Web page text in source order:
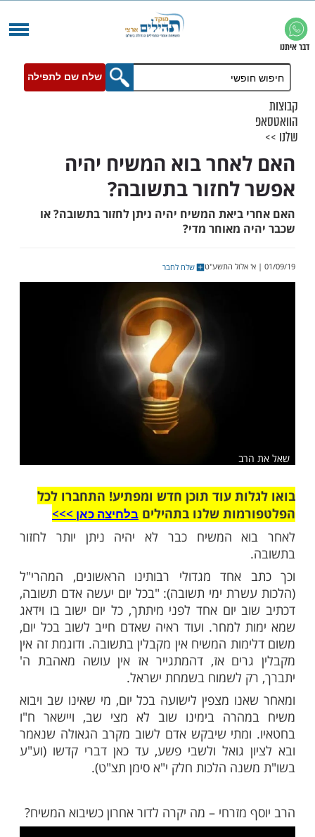
שלח שם לתפילה
בוא המשיח יהיה
בתשובה?
ביאת המשיח יהיה ניתן לחזור בתשובה? או
מאוחר מדי?
עוד תוכן חדש ומפתיע! התחברו לכל
שלנו בתהילים בלחיצה כאן >>>​
המשיח כבר לא יהיה ניתן יותר לחזור
אחד מגדולי רבותינו הראשונים, המהרי"ל
ימי תשובה): "בכל יום יעשה אדם תשובה,
יום אחד לפני מיתתך, כל יום ישוב בו וידאג
למחר. ועוד ראיה שאדם חייב לשוב בכל יום,
המשיח אין מקבלין בתשובה. ודוגמת זה אין
אז, דהמתגייר אז אין עושה מאהבת ה'